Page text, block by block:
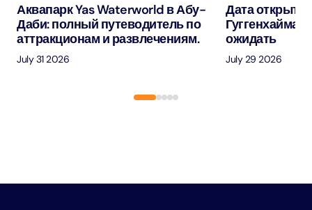
Аквапарк Yas Waterworld в Абу-
Даби: полный путеводитель по
аттракционам и развлечениям.
July 31 2026
Дата
Гуггенхайма
ожидать
July 29 2026